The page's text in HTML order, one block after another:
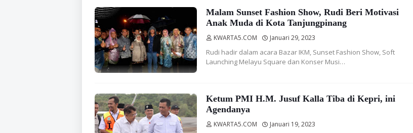
Malam Sunset Fashion Show, Rudi Beri Motivasi
Anak Muda di Kota Tanjungpinang
KWARTA5.COM Januari 29, 2023
Rudi hadir dalam acara Bazar IKM, Sunset Fashion Show, Soft
Launching Melayu Square dan Konser Musi…
Ketum PMI H.M. Jusuf Kalla Tiba di Kepri, ini
Agendanya
KWARTA5.COM Januari 19, 2023